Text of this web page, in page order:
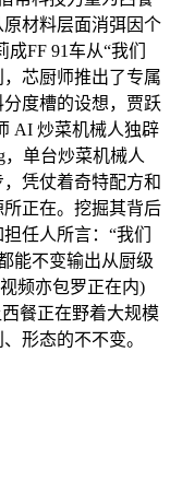
材料层面消弭因个
FF 91车从“我们
芯厨师推出了专属
度槽的设想，贾跃
AI 炒菜机械人独辟
单台炒菜机械人
凭仗着奇特配方和
正在。挖掘其背后
任人所言：“我们
能不变输出从厨级
频亦包罗正在内)
餐正在野着大规模
形态的不不变。